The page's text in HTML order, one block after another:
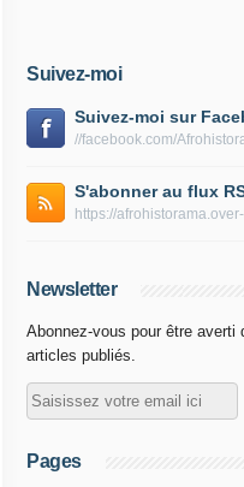
Suivez-moi
Suivez-moi sur
//facebook.com/
S'abonner au flux
https://
Newsletter
Abonnez-vous pour être averti
articles publiés.
Pages